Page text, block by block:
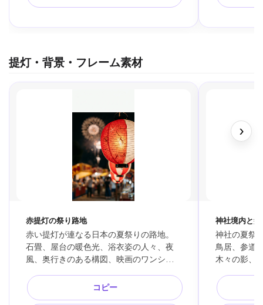
提灯・背景・フレーム素材
赤提灯の祭り路地
赤い提灯が連なる日本の夏祭りの路地。
石畳、屋台の暖色光、浴衣姿の人々、夜
風、奥行きのある構図、映画のワンシー
材、文字なし、シネマティック、高精
細。
コピー
神社境内と盆
神社の夏祭
鳥居、参道
木々の影、
ベント告知
し。
›